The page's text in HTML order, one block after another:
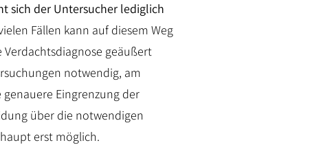
sich der Untersucher lediglich
Fällen kann auf diesem Weg
geäußert
notwendig, am
genauere Eingrenzung der
über die notwendigen
erst möglich.